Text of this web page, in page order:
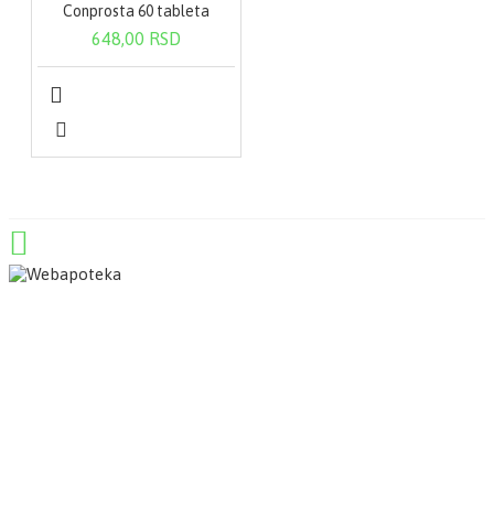
Conprosta 60 tableta
648,00 RSD